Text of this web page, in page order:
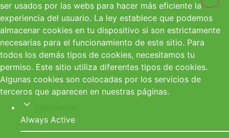
ser usados por las webs para hacer más eficiente la
experiencia del usuario. La ley establece que podemos
almacenar cookies en tu dispositivo si son estrictamente
necesarias para el funcionamiento de este sitio. Para
todos los demás tipos de cookies, necesitamos tu
permiso. Este sitio utiliza diferentes tipos de cookies.
Algunas cookies son colocadas por los servicios de
terceros que aparecen en nuestras páginas.
Always Active